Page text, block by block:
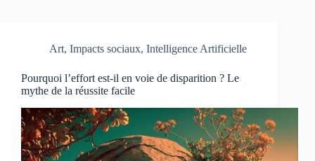
Art, Impacts sociaux, Intelligence Artificielle
Pourquoi l’effort est-il en voie de disparition ? Le
mythe de la réussite facile